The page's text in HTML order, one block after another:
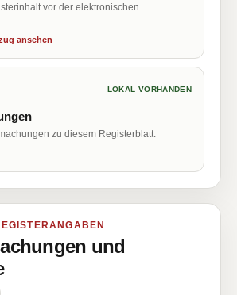
vor der elektronischen
ansehen
LOKAL VORHANDEN
zu diesem Registerblatt.
und